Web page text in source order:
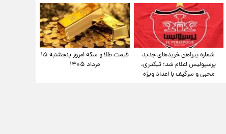
شماره پیراهن خریدهای جدید
پرسپولیس اعلام شد؛ تیکدری،
محبی و سرگیف با اعداد ویژه
قیمت طلا و سکه امروز پنجشنبه ۱۵
مرداد ۱۴۰۵